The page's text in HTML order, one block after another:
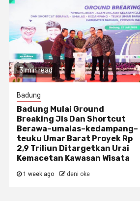
3 min read
Badung
Badung Mulai Ground
Breaking Jls Dan Shortcut
Berawa–umalas–kedampang–
teuku Umar Barat Proyek Rp
2,9 Triliun Ditargetkan Urai
Kemacetan Kawasan Wisata
1 week ago deni oke